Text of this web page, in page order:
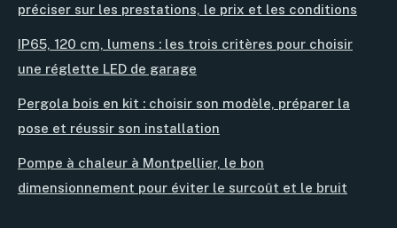
préciser sur les prestations, le prix et les conditions
IP65, 120 cm, lumens : les trois critères pour choisir
une réglette LED de garage
Pergola bois en kit : choisir son modèle, préparer la
pose et réussir son installation
Pompe à chaleur à Montpellier, le bon
dimensionnement pour éviter le surcoût et le bruit